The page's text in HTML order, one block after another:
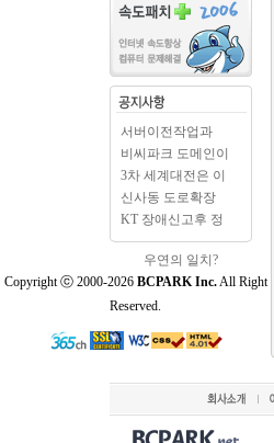
서버이전작업과
BCPARK.c..
비씨파크 도메인이
BCPAR..
3차 세계대전은 이
미 시..
신사동 도로확장
출입구..
KT 장애신고후 정
상으로..
우연의 일치?
Copyright ⓒ 2000-2026 BCPARK Inc.All Right
Reserved.